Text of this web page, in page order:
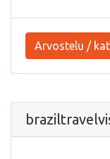
Arvostelu /